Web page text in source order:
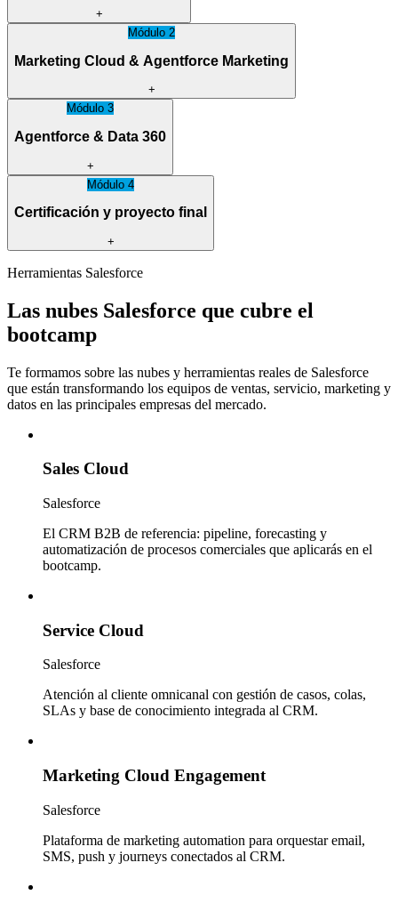
+
Módulo 2
Marketing Cloud & Agentforce Marketing
+
Módulo 3
Agentforce & Data 360
+
Módulo 4
Certificación y proyecto final
+
Herramientas Salesforce
Las nubes Salesforce que cubre el
bootcamp
Te formamos sobre las nubes y herramientas reales de Salesforce
que están transformando los equipos de ventas, servicio, marketing y
datos en las principales empresas del mercado.
Sales Cloud
Salesforce
El CRM B2B de referencia: pipeline, forecasting y
automatización de procesos comerciales que aplicarás en el
bootcamp.
Service Cloud
Salesforce
Atención al cliente omnicanal con gestión de casos, colas,
SLAs y base de conocimiento integrada al CRM.
Marketing Cloud Engagement
Salesforce
Plataforma de marketing automation para orquestar email,
SMS, push y journeys conectados al CRM.